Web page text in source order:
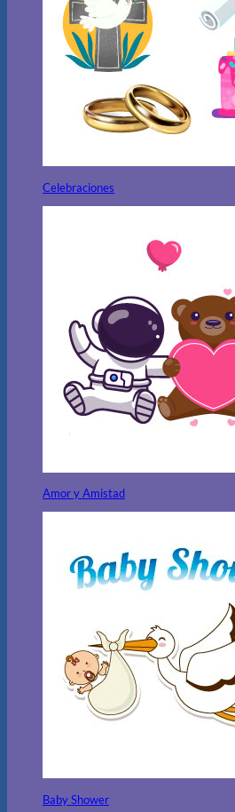
Celebraciones
Amor y Amistad
Baby Shower